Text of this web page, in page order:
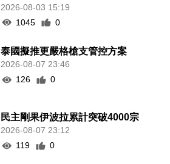
2026-08-03 15:19
1045
0
泰國擬推更嚴格槍支管控方案
2026-08-07 23:46
126
0
民主剛果伊波拉累計突破4000宗
2026-08-07 23:12
119
0